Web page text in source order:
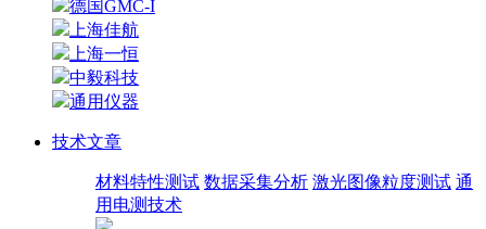
德国GMC-I
上海佳航
上海一恒
中毅科技
通用仪器
技术文章
材料特性测试 数据采集分析 激光图像粒度测试 通
用电测技术